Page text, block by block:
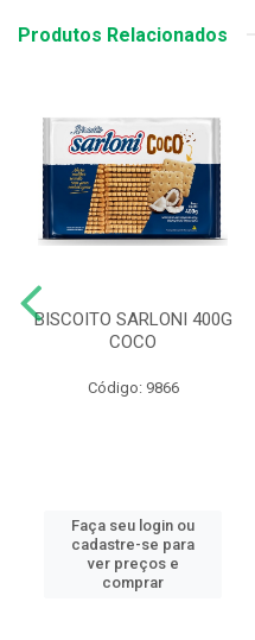
Produtos Relacionados
BISCOITO SARLONI 400G
COCO
Código: 9866
Faça seu login ou
cadastre-se para
ver preços e
comprar